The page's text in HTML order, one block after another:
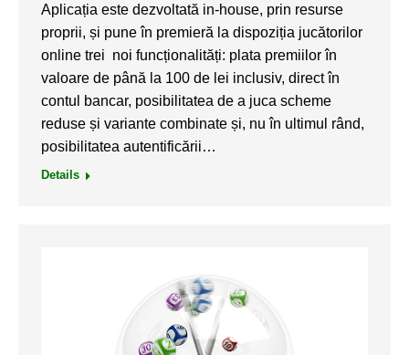
Aplicația este dezvoltată in-house, prin resurse
proprii, și pune în premieră la dispoziția jucătorilor
online trei noi funcționalități: plata premiilor în
valoare de până la 100 de lei inclusiv, direct în
contul bancar, posibilitatea de a juca scheme
reduse și variante combinate și, nu în ultimul rând,
posibilitatea autentificării…
Details